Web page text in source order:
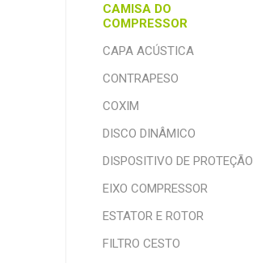
CAMISA DO
COMPRESSOR
CAPA ACÚSTICA
CONTRAPESO
COXIM
DISCO DINÂMICO
DISPOSITIVO DE PROTEÇÃO
EIXO COMPRESSOR
ESTATOR E ROTOR
FILTRO CESTO